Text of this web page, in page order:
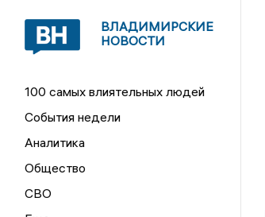
ВЛАДИМИРСКИЕ
НОВОСТИ
100 самых влиятельных людей
События недели
Аналитика
Общество
СВО